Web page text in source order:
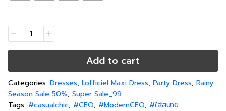
Add to cart
Categories: Dresses, Lofficiel Maxi Dress, Party Dress, Rainy
Season Sale 50%, Super Sale_99
Tags: #casualchic, #CEO, #ModernCEO, #ใส่สบาย